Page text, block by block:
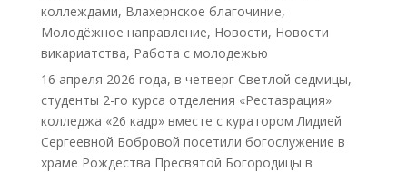
коллеждами, Влахернское благочиние,
Молодёжное направление, Новости, Новости
викариатства, Работа с молодежью
16 апреля 2026 года, в четверг Светлой седмицы,
студенты 2-го курса отделения «Реставрация»
колледжа «26 кадр» вместе с куратором Лидией
Сергеевной Бобровой посетили богослужение в
храме Рождества Пресвятой Богородицы в